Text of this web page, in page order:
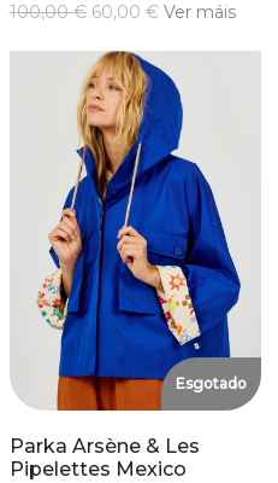
100,00 € 60,00 € Ver máis
Esgotado
Parka Arsène & Les
Pipelettes Mexico